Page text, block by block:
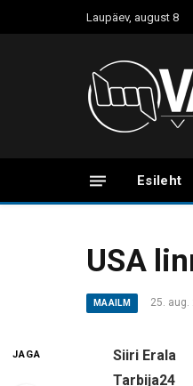
Laupäev, august 8
Esileht
USA
MAAILM 25. aug.
JAGA
Siiri Erala
Tarbija24